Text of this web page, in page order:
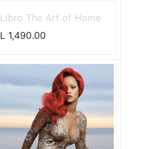
Libro The Art of Home
L 1,490.00